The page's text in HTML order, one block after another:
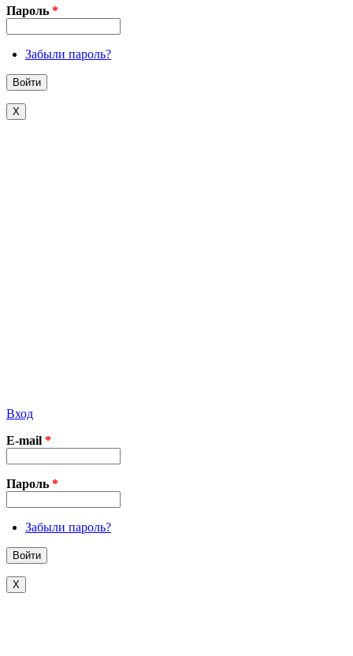
X
Пароль *
Забыли пароль?
X
Вход
E-mail *
Пароль *
Забыли пароль?
X